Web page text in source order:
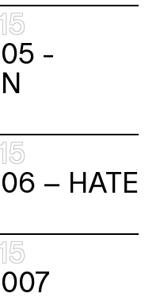
-
– HATE